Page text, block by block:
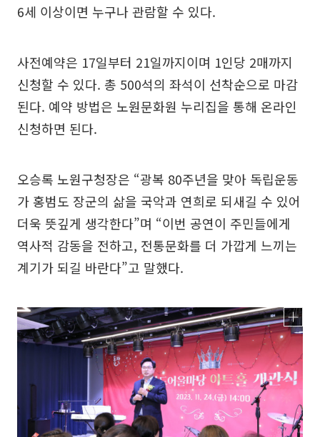
6세 이상이면 누구나 관람할 수 있다.
사전예약은 17일부터 21일까지이며 1인당 2매까지
신청할 수 있다. 총 500석의 좌석이 선착순으로 마감
된다. 예약 방법은 노원문화원 누리집을 통해 온라인
신청하면 된다.
오승록 노원구청장은 “광복 80주년을 맞아 독립운동
가 홍범도 장군의 삶을 국악과 연희로 되새길 수 있어
더욱 뜻깊게 생각한다”며 “이번 공연이 주민들에게
역사적 감동을 전하고, 전통문화를 더 가깝게 느끼는
계기가 되길 바란다”고 말했다.